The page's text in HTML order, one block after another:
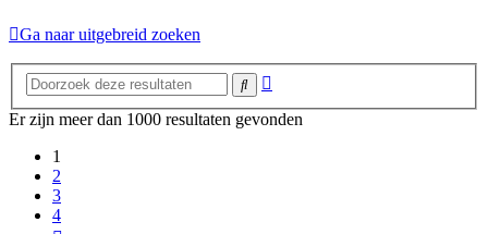
Ga naar uitgebreid zoeken
Zoek
Er zijn meer dan 1000 resultaten gevonden
1
2
3
4